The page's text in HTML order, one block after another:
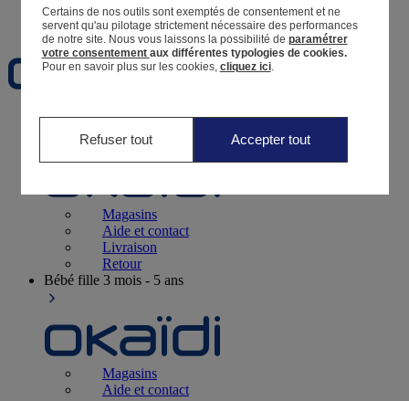
Favoris
Naissance0-12 mois
Magasins
Aide et contact
Livraison
Retour
Bébé fille 3 mois - 5 ans
Magasins
Aide et contact
Certains de nos outils sont exemptés de consentement et ne
servent qu'au pilotage strictement nécessaire des performances
de notre site. Nous vous laissons la possibilité de paramétrer
votre consentement aux différentes typologies de cookies.
Pour en savoir plus sur les cookies, cliquez ici.
Refuser tout Accepter tout